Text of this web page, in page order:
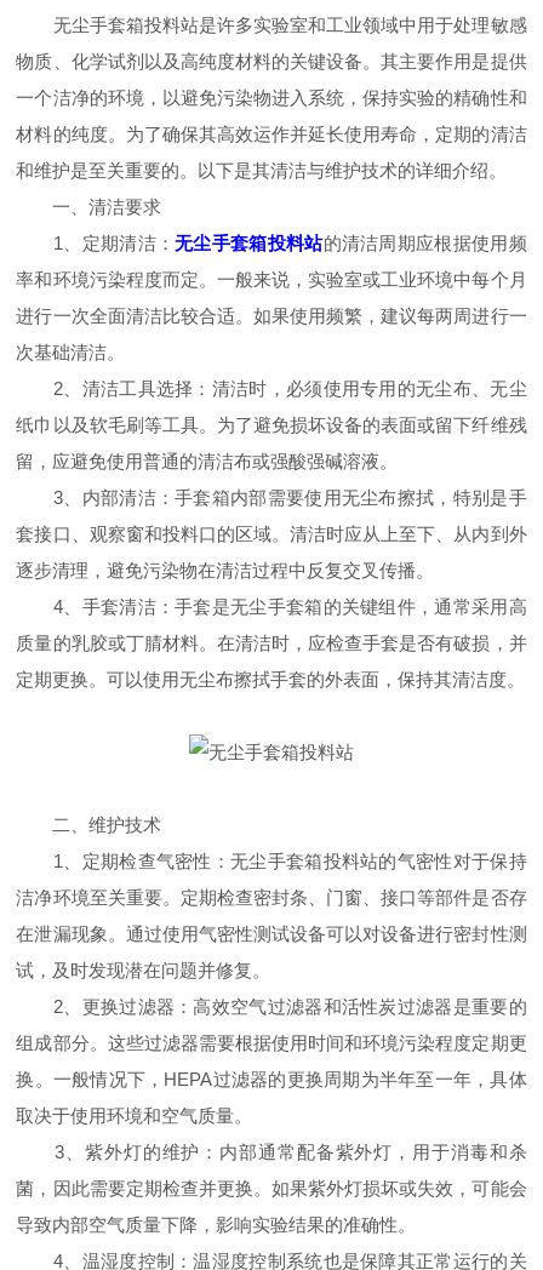
无尘手套箱投料站是许多实验室和工业领域中用于处理敏感
物质、化学试剂以及高纯度材料的关键设备。其主要作用是提供
一个洁净的环境，以避免污染物进入系统，保持实验的精确性和
材料的纯度。为了确保其高效运作并延长使用寿命，定期的清洁
和维护是至关重要的。以下是其清洁与维护技术的详细介绍。
一、清洁要求
1、定期清洁：无尘手套箱投料站的清洁周期应根据使用频
率和环境污染程度而定。一般来说，实验室或工业环境中每个月
进行一次全面清洁比较合适。如果使用频繁，建议每两周进行一
次基础清洁。
2、清洁工具选择：清洁时，必须使用专用的无尘布、无尘
纸巾以及软毛刷等工具。为了避免损坏设备的表面或留下纤维残
留，应避免使用普通的清洁布或强酸强碱溶液。
3、内部清洁：手套箱内部需要使用无尘布擦拭，特别是手
套接口、观察窗和投料口的区域。清洁时应从上至下、从内到外
逐步清理，避免污染物在清洁过程中反复交叉传播。
4、手套清洁：手套是无尘手套箱的关键组件，通常采用高
质量的乳胶或丁腈材料。在清洁时，应检查手套是否有破损，并
定期更换。可以使用无尘布擦拭手套的外表面，保持其清洁度。
二、维护技术
1、定期检查气密性：无尘手套箱投料站的气密性对于保持
洁净环境至关重要。定期检查密封条、门窗、接口等部件是否存
在泄漏现象。通过使用气密性测试设备可以对设备进行密封性测
试，及时发现潜在问题并修复。
2、更换过滤器：高效空气过滤器和活性炭过滤器是重要的
组成部分。这些过滤器需要根据使用时间和环境污染程度定期更
换。一般情况下，HEPA过滤器的更换周期为半年至一年，具体
取决于使用环境和空气质量。
3、紫外灯的维护：内部通常配备紫外灯，用于消毒和杀
菌，因此需要定期检查并更换。如果紫外灯损坏或失效，可能会
导致内部空气质量下降，影响实验结果的准确性。
4、温湿度控制：温湿度控制系统也是保障其正常运行的关